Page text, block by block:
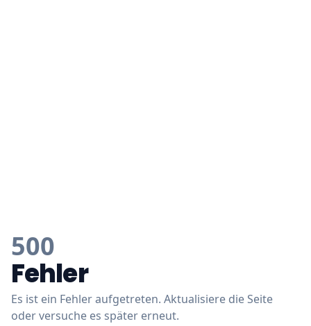
500
Fehler
Es ist ein Fehler aufgetreten. Aktualisiere die Seite
oder versuche es später erneut.